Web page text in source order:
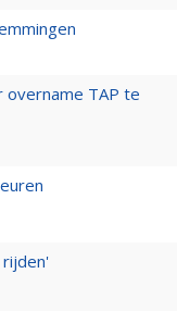
TAP te
rijden'